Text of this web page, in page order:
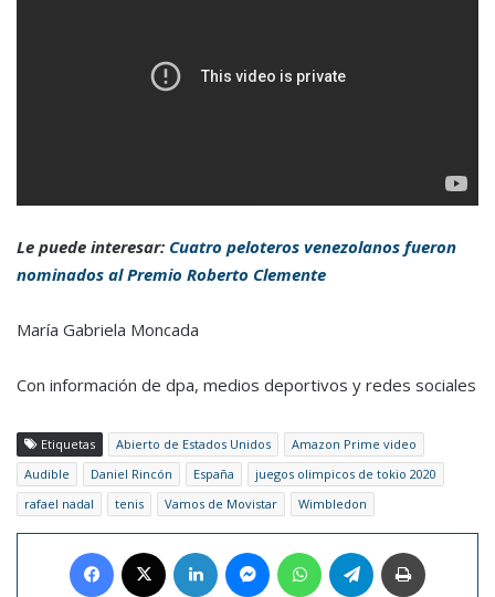
Le puede interesar: Cuatro peloteros venezolanos fueron
nominados al Premio Roberto Clemente
María Gabriela Moncada
Con información de dpa, medios deportivos y redes sociales
Etiquetas Abierto de Estados Unidos
Amazon Prime video
Audible
Daniel Rincón España
juegos olimpicos de tokio 2020
rafael nadal
tenis Vamos de Movistar Wimbledon
Facebook LinkedIn MessengerWhatsAppTelegram